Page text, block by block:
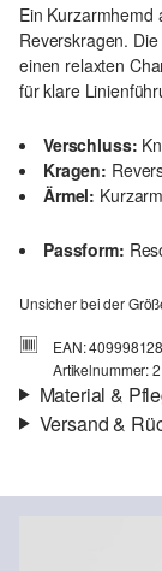
Ein Kurzarmhemd
Reverskragen.
einen relaxten
für klare
Verschluss:
Kragen:
Ärmel: Kurzarm
Passform:
Unsicher bei der
EAN:
Artikelnummer:
Material &
Versand &
Card Kunden